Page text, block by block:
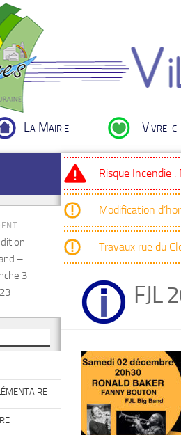
La Mairie Vivre ici
Risque Incendie
Modification
Travaux rue du
FJL
–
3